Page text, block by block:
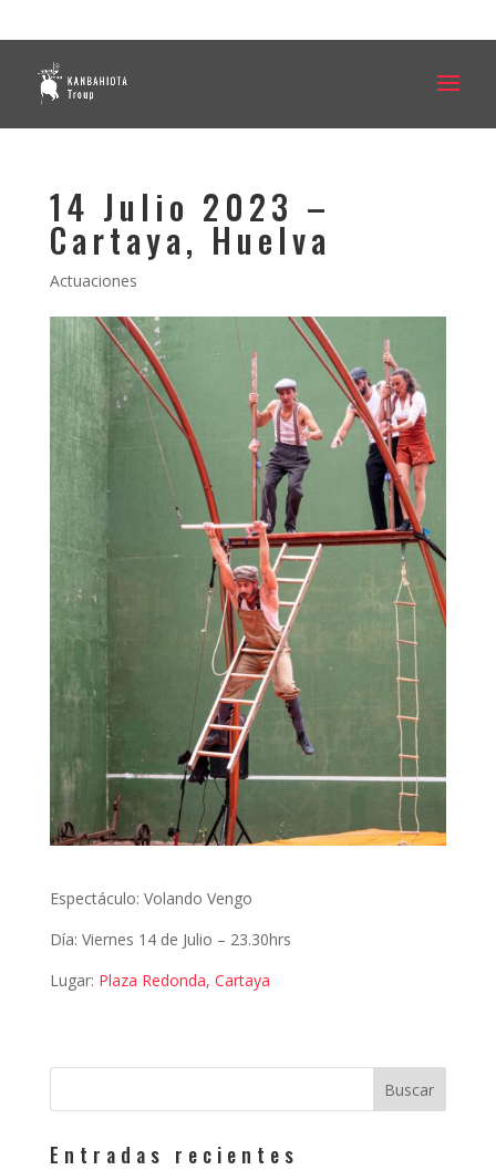
14 Julio 2023 –
Cartaya, Huelva
Actuaciones
Espectáculo: Volando Vengo
Día: Viernes 14 de Julio – 23.30hrs
Lugar: Plaza Redonda, Cartaya
Entradas recientes